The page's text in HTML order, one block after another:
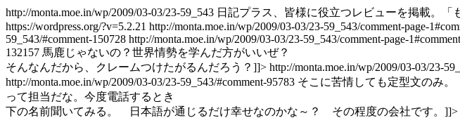
http://monta.moe.in/wp/2009/03-03/23-59_543 日記プラス、皆様に役立つレビューを掲載。
https://wordpress.org/?v=5.2.21 http://monta.moe.in/wp/2009/03-03/23-59_543/comment-page-
59_543/#comment-150728 http://monta.moe.in/wp/2009/03-03/23-59_543/comment-page-
132157 馬鹿じゃないの？世界情勢を学んだ方がいいぜ？
そんなんだから、クレームつけたがるんだろう？]]> http://monta.moe.in/wp/2009/03-03/23-
http://monta.moe.in/wp/2009/03-03/23-59_543/#comment-95783 そこに苦情しても定型文のみ
って担当だな。今度電話するとき
下の名前聞いてみる。 日本語が通じるだけ幸せなのかな～？ その程度の会社です。]]>